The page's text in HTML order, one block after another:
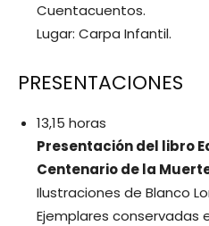
Cuentacuentos.
Lugar: Carpa Infantil.
PRESENTACIONES
13,15 horas
Presentación del libro
Centenario de la
Ilustraciones de Blanco
Ejemplares conservadas